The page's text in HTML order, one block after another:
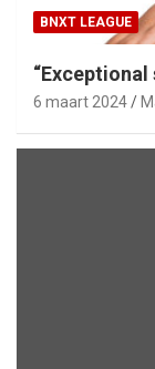
BNXT LEAGUE
6 maart 2024